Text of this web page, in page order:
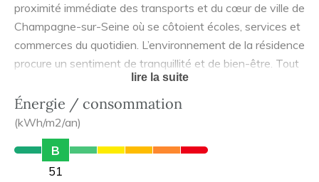
proximité immédiate des transports et du cœur de ville de
Champagne-sur-Seine où se côtoient écoles, services et
commerces du quotidien. L’environnement de la résidence
procure un sentiment de tranquillité et de bien-être. Tout
ici est pensé pour votre confort de vie, dans le respect de
l’environnement, à proximité de Paris. « Le Rive Droite »
se compose d’un petit collectif avec seulement 20
logements, disposé en fond de parcelle. La résidence est
entourée de grands arbres et d’espaces verts, ce qui
permet de créer un fi ltre végétal. Ce contexte offre un
lire la suite
Énergie / consommation
(kWh/m2/an)
B
51